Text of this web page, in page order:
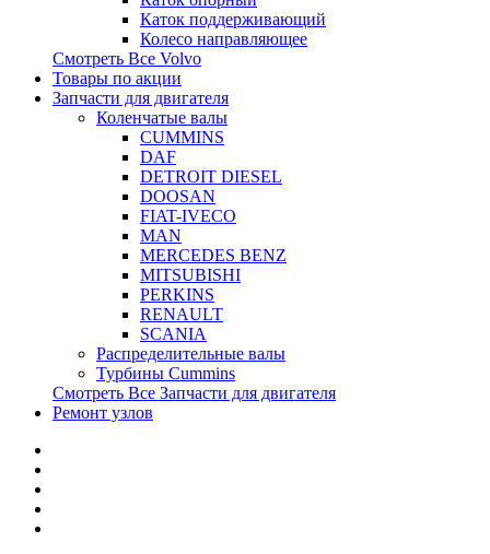
Каток поддерживающий
Колесо направляющее
Смотреть Все Volvo
Товары по акции
Запчасти для двигателя
Коленчатые валы
CUMMINS
DAF
DETROIT DIESEL
DOOSAN
FIAT-IVECO
MAN
MERCEDES BENZ
MITSUBISHI
PERKINS
RENAULT
SCANIA
Распределительные валы
Турбины Cummins
Смотреть Все Запчасти для двигателя
Ремонт узлов